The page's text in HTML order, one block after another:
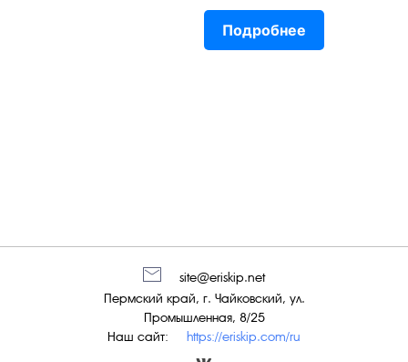
Подробнее
Наш сайт: https://eriskip.com/ru
Пермский край, г. Чайковский, ул.
Промышленная, 8/25
site@eriskip.net